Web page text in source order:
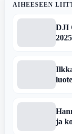
AIHEESEEN
DJI
2025
ja